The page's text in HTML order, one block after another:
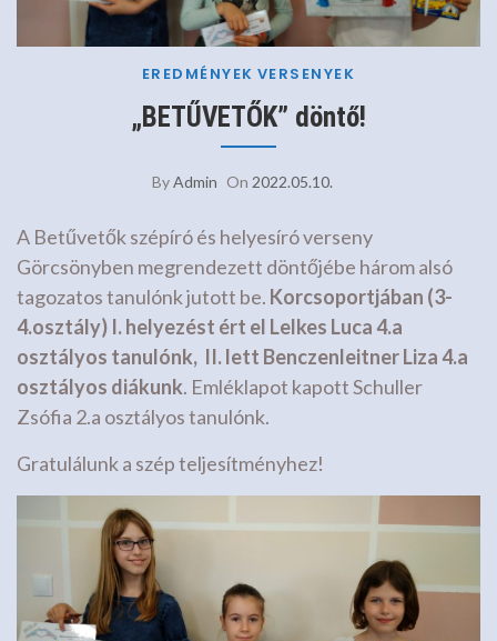
EREDMÉNYEK VERSENYEK
„BETŰVETŐK” döntő!
ByAdmin On 2022.05.10.
A Betűvetők szépíró és helyesíró verseny
Görcsönyben megrendezett döntőjébe három alsó
tagozatos tanulónk jutott be. Korcsoportjában (3-
4.osztály) I. helyezést ért el Lelkes Luca 4.a
osztályos tanulónk, II. lett Benczenleitner Liza 4.a
osztályos diákunk. Emléklapot kapott Schuller
Zsófia 2.a osztályos tanulónk.
Gratulálunk a szép teljesítményhez!